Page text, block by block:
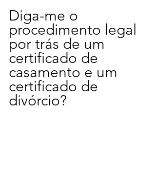
Diga-me o
procedimento legal
por trás de um
certificado de
casamento e um
certificado de
divórcio?